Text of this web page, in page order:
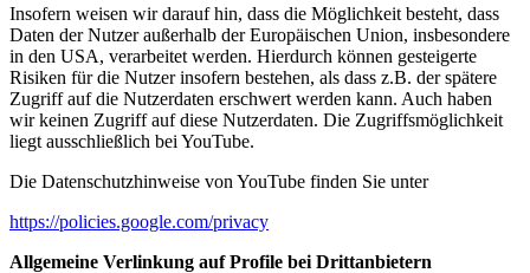
Insofern weisen wir darauf hin, dass die Möglichkeit besteht, dass
Daten der Nutzer außerhalb der Europäischen Union, insbesondere
in den USA, verarbeitet werden. Hierdurch können gesteigerte
Risiken für die Nutzer insofern bestehen, als dass z.B. der spätere
Zugriff auf die Nutzerdaten erschwert werden kann. Auch haben
wir keinen Zugriff auf diese Nutzerdaten. Die Zugriffsmöglichkeit
liegt ausschließlich bei YouTube.
Die Datenschutzhinweise von YouTube finden Sie unter
https://policies.google.com/privacy
Allgemeine Verlinkung auf Profile bei Drittanbietern